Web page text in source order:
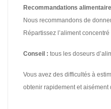
Recommandations
Nous recommandons de
Répartissez l’aliment
Conseil : tous les doseurs
Vous avez des difficultés à
obtenir rapidement et